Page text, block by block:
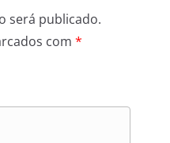
será publicado.
com *